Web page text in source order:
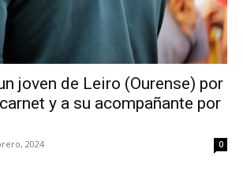
joven de Leiro (Ourense) por
y a su acompañante por
2024 0